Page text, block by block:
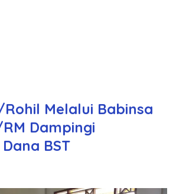
Rohil Melalui Babinsa
Dampingi
BST